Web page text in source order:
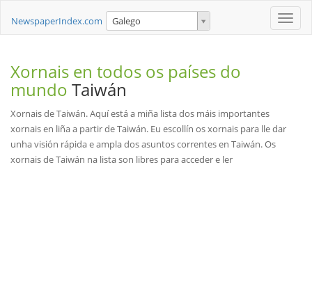
Toggle
NewspaperIndex.com Galego
Xornais en todos os países do
mundo Taiwán
Xornais de Taiwán. Aquí está a miña lista dos máis importantes
xornais en liña a partir de Taiwán. Eu escollín os xornais para lle dar
unha visión rápida e ampla dos asuntos correntes en Taiwán. Os
xornais de Taiwán na lista son libres para acceder e ler